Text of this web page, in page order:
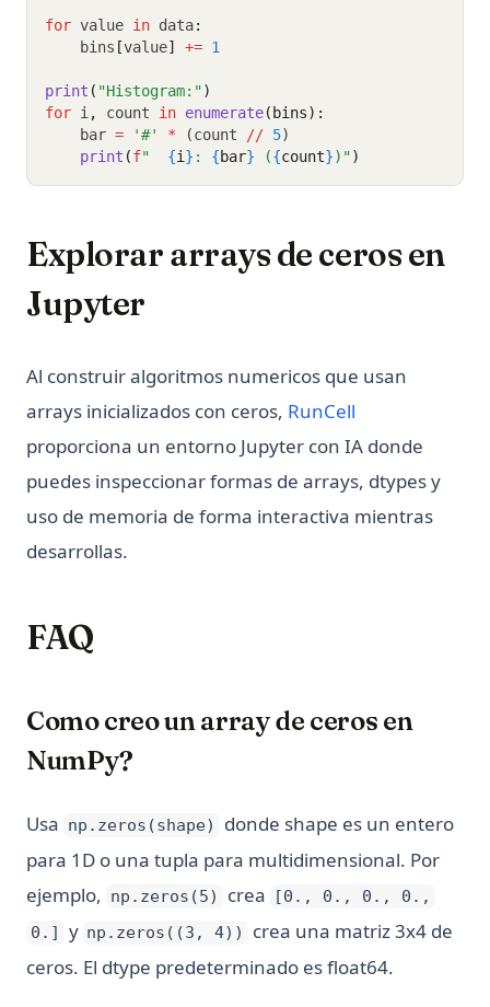
for value in data:
    bins
[value] += 1
print ( "Histogram:")
for i , count in enumerate(bins):
    bar
= '#' * (count // 5)
print (f" {i } : {bar} ({count})")
Explorar arrays de ceros en
Jupyter
Al construir algoritmos numericos que usan
arrays inicializados con ceros, RunCell
proporciona un entorno Jupyter con IA donde
puedes inspeccionar formas de arrays, dtypes y
uso de memoria de forma interactiva mientras
desarrollas.
FAQ
Como creo un array de ceros en
NumPy?
Usa np.zeros(shape)
donde shape es un entero
para 1D o una tupla para multidimensional. Por
ejemplo, np.zeros(5) crea
[0., 0., 0., 0.,
0.]
y np.zeros((3, 4))
crea una matriz 3x4 de
ceros. El dtype predeterminado es float64.